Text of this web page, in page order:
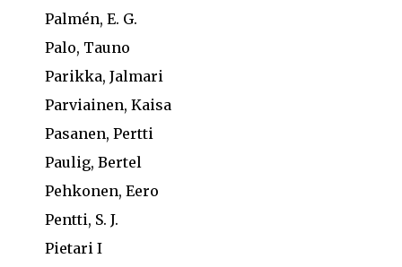
Palmén, E. G.
Palo, Tauno
Parikka, Jalmari
Parviainen, Kaisa
Pasanen, Pertti
Paulig, Bertel
Pehkonen, Eero
Pentti, S. J.
Pietari I